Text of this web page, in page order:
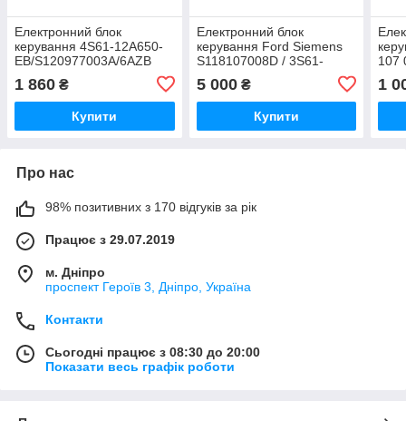
Електронний блок
керування 4S61-12A650-
EB/S120977003A/6AZB
1 860 ₴
Купити
Електронний блок
керування Ford Siemens
S118107008D / 3S61-
3S6112A650EB / 6DRB
5 000₴
Купити
107
1
Про нас
98% позитивних з 170 відгуків за рік
Працює з 29.07.2019
м. Дніпро
проспект Героїв 3, Дніпро, Україна
Контакти
Сьогодні працює з 08:30 до 20:00
Показати весь графік роботи